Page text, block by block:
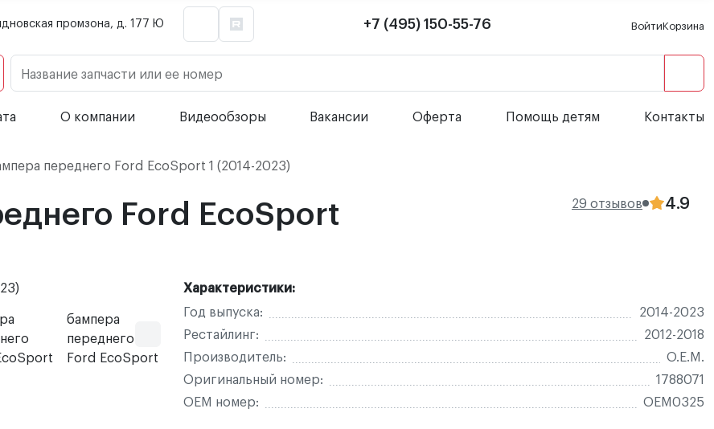
промзона, д. 177 Ю +7 (495) 150-55-76 ВойтиКорзина
Название запчасти или ее номер
О компании Видеообзоры Вакансии Оферта Помощь детям Контакты
переднего Ford EcoSport 1 (2014-2023)
Ford EcoSport
29 отзывов 4.9
Характеристики:
Год выпуска:
2014-2023
Рестайлинг:
2012-2018
Производитель:
O.E.M.
Оригинальный номер:
1788071
OEM номер:
OEM0325